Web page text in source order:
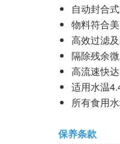
自动封合
物料符合
高效过滤
隔除残余
高流速快
适用水温
所有食用
保养条款